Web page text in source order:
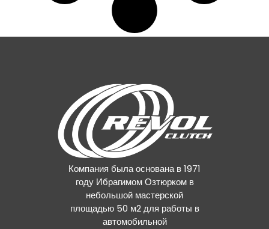
Компания была основана в 1971
году Ибрагимом Озтюрком в
небольшой мастерской
площадью 50 м2 для работы в
автомобильной